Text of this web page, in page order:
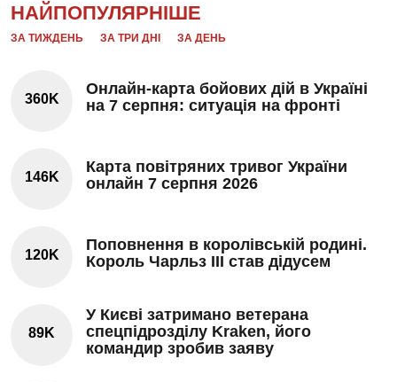
НАЙПОПУЛЯРНІШЕ
ЗА ТИЖДЕНЬ ЗА ТРИ ДНІ ЗА ДЕНЬ
360K
Онлайн-карта бойових дій в Україні
на 7 серпня: ситуація на фронті
146K
Карта повітряних тривог України
онлайн 7 серпня 2026
120K
Поповнення в королівській родині.
Король Чарльз III став дідусем
89K
У Києві затримано ветерана
спецпідрозділу Kraken, його
командир зробив заяву